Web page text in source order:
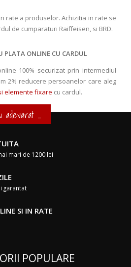
rate a produselor. Achizitia in rate se
de cumparaturi Raiffeisen, si BRD.
PLATA ONLINE CU CARDUL
100% securizat prin intermediul
2% reducere persoanelor care aleg
elemente fixare cu cardul.
...
mari de 1200 lei
garantat
SI IN RATE
POPULARE